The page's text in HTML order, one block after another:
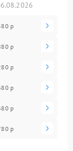
р
р
р
р
р
р